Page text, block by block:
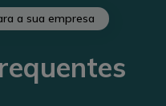
a sua empresa